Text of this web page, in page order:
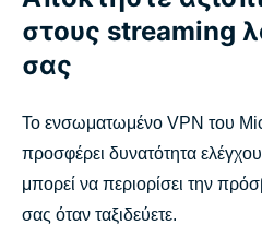
στους streaming
σας
Το ενσωματωμένο VPN του
προσφέρει δυνατότητα
μπορεί να περιορίσει την
σας όταν ταξιδεύετε.